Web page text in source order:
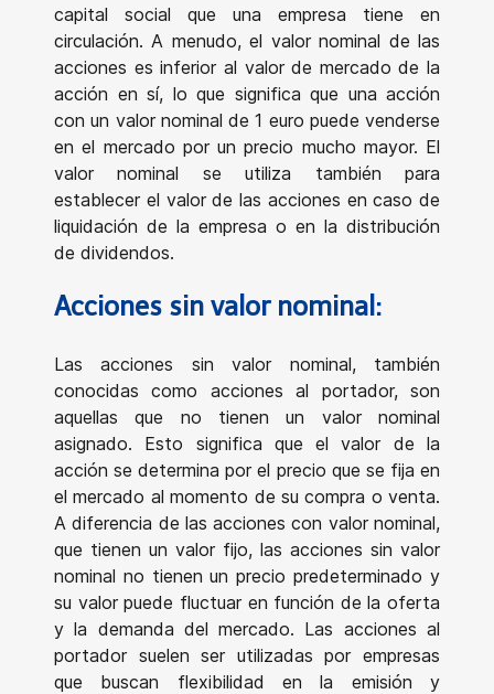
capital social que una empresa tiene en
circulación. A menudo, el valor nominal de las
acciones es inferior al valor de mercado de la
acción en sí, lo que significa que una acción
con un valor nominal de 1 euro puede venderse
en el mercado por un precio mucho mayor. El
valor nominal se utiliza también para
establecer el valor de las acciones en caso de
liquidación de la empresa o en la distribución
de dividendos.
Acciones sin valor nominal:
Las acciones sin valor nominal, también
conocidas como acciones al portador, son
aquellas que no tienen un valor nominal
asignado. Esto significa que el valor de la
acción se determina por el precio que se fija en
el mercado al momento de su compra o venta.
A diferencia de las acciones con valor nominal,
que tienen un valor fijo, las acciones sin valor
nominal no tienen un precio predeterminado y
su valor puede fluctuar en función de la oferta
y la demanda del mercado. Las acciones al
portador suelen ser utilizadas por empresas
que buscan flexibilidad en la emisión y